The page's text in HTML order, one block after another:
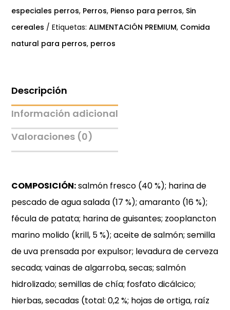
especiales perros, Perros, Pienso para perros, Sin
cereales
Etiquetas:ALIMENTACIÓN PREMIUM, Comida
natural para perros, perros
Descripción
Información adicional
Valoraciones (0)
COMPOSICIÓN:salmón fresco (40 %); harina de
pescado de agua salada (17 %); amaranto (16 %);
fécula de patata; harina de guisantes; zooplancton
marino molido (krill, 5 %); aceite de salmón; semilla
de uva prensada por expulsor; levadura de cerveza
secada; vainas de algarroba, secas; salmón
hidrolizado; semillas de chía; fosfato dicálcico;
hierbas, secadas (total: 0,2 %; hojas de ortiga, raíz